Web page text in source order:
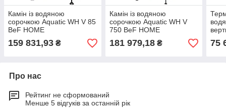
Камін із водяною
сорочкою Aquatic WH V 85
BeF HOME
159 831,93 ₴
Камін із водяною
сорочкою Aquatic WH V
750 BeF HOME
181 979,18₴ 75
Про нас
Рейтинг не сформований
Менше 5 відгуків за останній рік